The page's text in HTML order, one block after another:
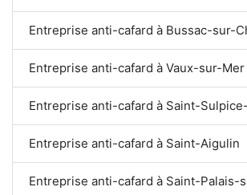
Entreprise anti-cafard à Bussac-sur-
Entreprise anti-cafard à Vaux-sur-Mer
Entreprise anti-cafard à Saint-
Entreprise anti-cafard à Saint-Aigulin
Entreprise anti-cafard à Saint-Palais-